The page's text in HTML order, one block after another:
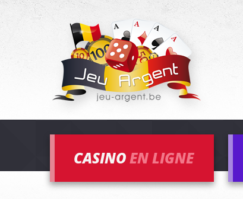
CASINOEN LIGNE